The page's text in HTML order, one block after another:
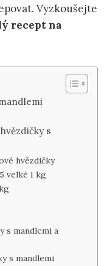
Vyzkoušejte
recept na
s
hvězdičky
velké 1 kg
s mandlemi a
s mandlemi